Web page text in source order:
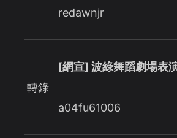
redawnjr
轉錄
[網宣] 波綠舞蹈劇場表
a04fu61006